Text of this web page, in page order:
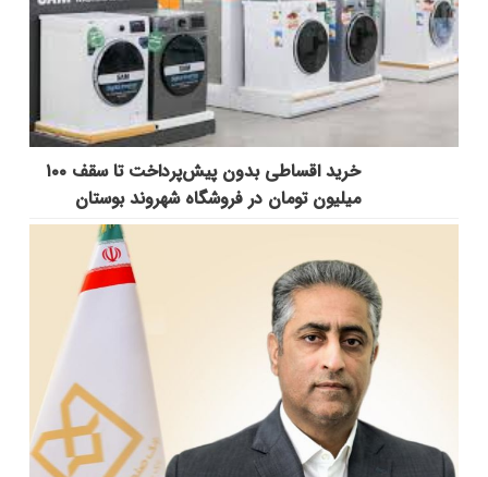
خرید اقساطی بدون پیش‌پرداخت تا سقف ۱۰۰
میلیون تومان در فروشگاه شهروند بوستان